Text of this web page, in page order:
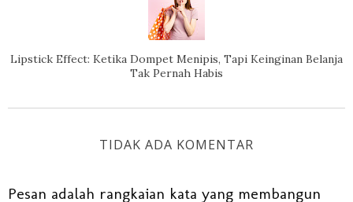
Lipstick Effect: Ketika Dompet Menipis, Tapi Keinginan Belanja
Tak Pernah Habis
TIDAK ADA KOMENTAR
Pesan adalah rangkaian kata yang membangun